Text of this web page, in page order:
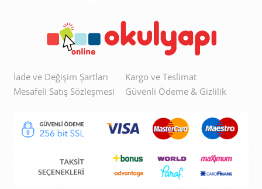
İade ve Değişim Şartları
Mesafeli Satış Sözleşmesi
Kargo ve Teslimat
Güvenli Ödeme & Gizlilik